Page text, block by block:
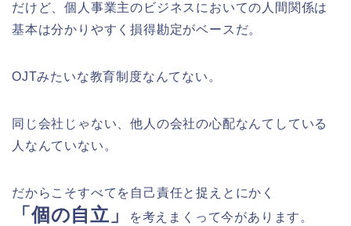
だけど、個人事業主のビジネスにおいての人間関係は
基本は分かりやすく損得勘定がベースだ。
OJTみたいな教育制度なんてない。
同じ会社じゃない、他人の会社の心配なんてしている
人なんていない。
だからこそすべてを自己責任と捉えとにかく
「個の自立」 を考えまくって今があります。